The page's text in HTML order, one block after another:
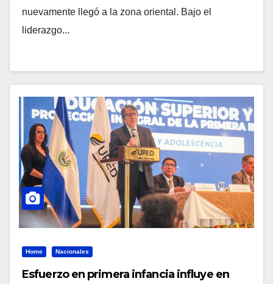
nuevamente llegó a la zona oriental. Bajo el
liderazgo...
Home Nacionales
Esfuerzo en primera infancia influye en